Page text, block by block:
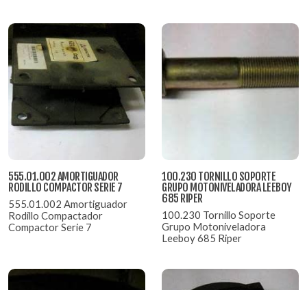
555.01.002 AMORTIGUADOR
RODILLO COMPACTOR SERIE 7
555.01.002 Amortiguador
Rodillo Compactador
Compactor Serie 7
100.230 TORNILLO SOPORTE
GRUPO MOTONIVELADORA LEEBOY
685 RIPER
100.230 Tornillo Soporte
Grupo Motoniveladora
Leeboy 685 Riper